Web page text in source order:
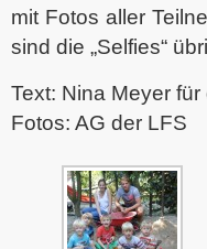
mit Fotos aller
sind die „Selfies“
Text: Nina Meyer
Fotos: AG der LFS